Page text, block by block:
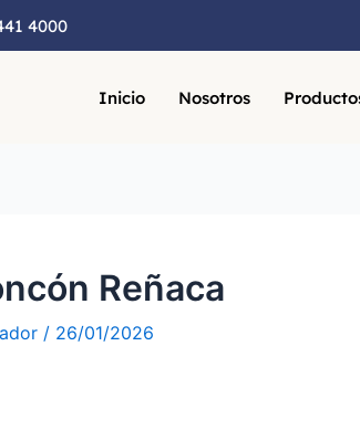
4000
Inicio Nosotros
Reñaca
/ 26/01/2026